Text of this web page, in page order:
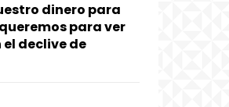
dinero para
para ver
declive de